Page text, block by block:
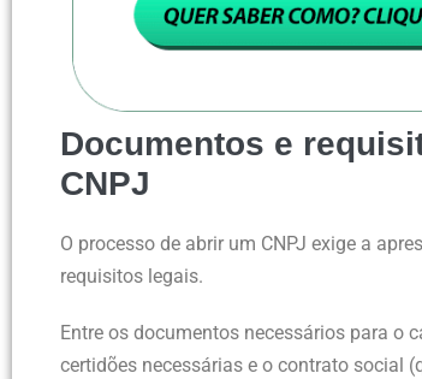
Documentos e
CNPJ
O processo de abrir um CNPJ exige a
requisitos legais.
Entre os documentos necessários para o
certidões necessárias e o contrato social